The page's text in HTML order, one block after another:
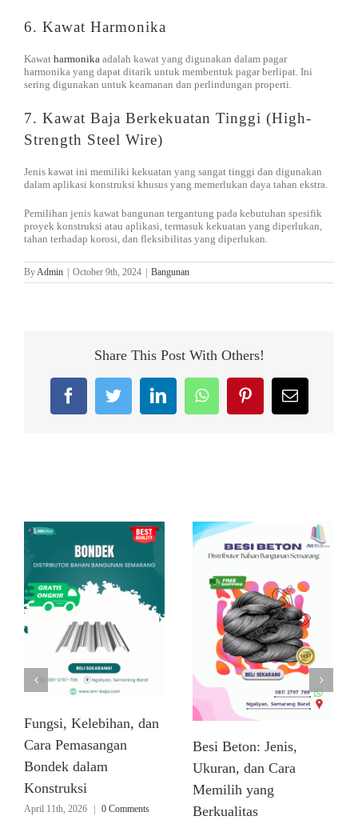
6. Kawat Harmonika
Kawat harmonika adalah kawat yang digunakan dalam pagar
harmonika yang dapat ditarik untuk membentuk pagar berlipat. Ini
sering digunakan untuk keamanan dan perlindungan properti.
7. Kawat Baja Berkekuatan Tinggi (High-
Strength Steel Wire)
Jenis kawat ini memiliki kekuatan yang sangat tinggi dan digunakan
dalam aplikasi konstruksi khusus yang memerlukan daya tahan ekstra.
Pemilihan jenis kawat bangunan tergantung pada kebutuhan spesifik
proyek konstruksi atau aplikasi, termasuk kekuatan yang diperlukan,
tahan terhadap korosi, dan fleksibilitas yang diperlukan.
ByAdmin October 9th, 2024 Bangunan
Share This Post With Others!
FacebookTwitterLinkedInWhatsAppPinterestEmail
Fungsi, Kelebihan, dan
Cara Pemasangan
Bondek dalam
Konstruksi
April 11th, 2026 | 0 Comments
Besi Beton: Jenis,
Ukuran, dan Cara
Memilih yang
Berkualitas